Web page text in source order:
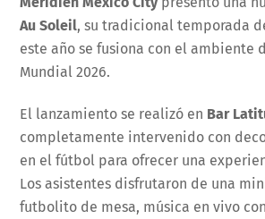
Au Soleil, su tradicional temporada
este año se fusiona con el ambiente
Mundial 2026.
El lanzamiento se realizó en Bar
completamente intervenido con
en el fútbol para ofrecer una
Los asistentes disfrutaron de una
futbolito de mesa, música en vivo